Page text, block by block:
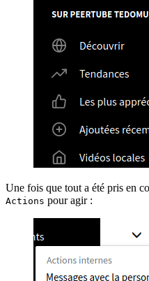
Une fois que tout a été pris en
Actions pour agir :